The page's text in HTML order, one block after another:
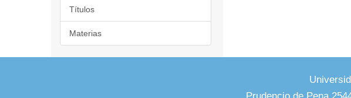
Títulos
Materias